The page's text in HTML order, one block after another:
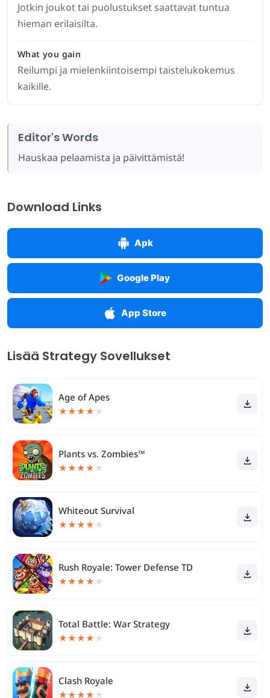
Jotkin joukot tai puolustukset saattavat tuntua
hieman erilaisilta.
What you gain
Reilumpi ja mielenkiintoisempi taistelukokemus
kaikille.
Editor's Words
Hauskaa pelaamista ja päivittämistä!
Download Links
Apk
Google Play
App Store
Lisää Strategy Sovellukset
Age of Apes
★★★★ ★
Plants vs. Zombies™
★★★★ ★
Whiteout Survival
★★★★ ★
Rush Royale: Tower Defense TD
★★★★ ★
Total Battle: War Strategy
★★★★ ★
Clash Royale
★★★★ ★